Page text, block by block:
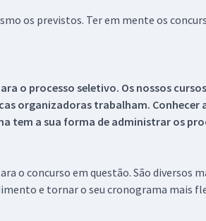
os previstos. Ter em mente os
o processo seletivo. Os nossos
organizadoras trabalham.
tem a sua forma de administrar os
o concurso em questão. São
e tornar o seu cronograma mais